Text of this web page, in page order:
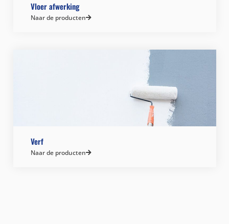
Vloer afwerking
Naar de producten
Verf
Naar de producten